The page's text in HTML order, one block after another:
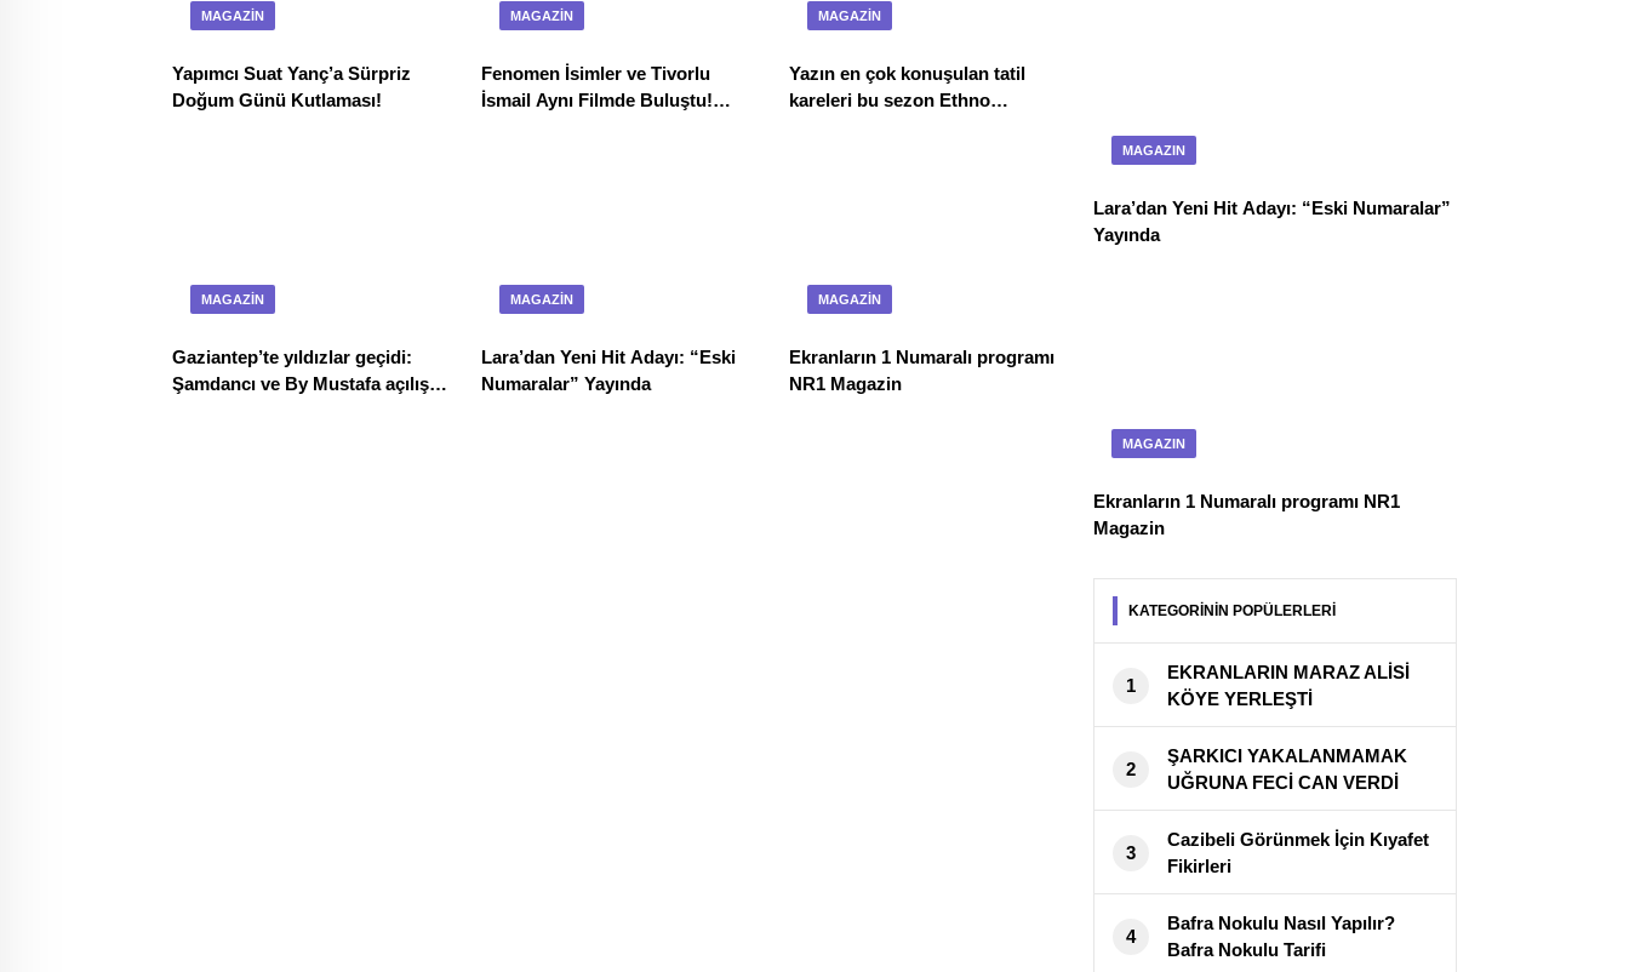
MAGAZIN
Yapımcı Suat Yanç’a Sürpriz
Doğum Günü Kutlaması!
MAGAZIN
Fenomen İsimler ve Tivorlu
İsmail Aynı Filmde Buluştu!
MAGAZIN
Yazın en çok konuşulan tatil
kareleri bu sezon Ethno
MAGAZIN
Gaziantep’te yıldızlar geçidi:
Şamdancı ve By Mustafa açılışı
MAGAZIN
Lara’dan Yeni Hit Adayı: “Eski
Numaralar” Yayında
MAGAZIN
Ekranların 1 Numaralı programı
NR1 Magazin
MAGAZIN
Lara’dan Yeni Hit Adayı: “Eski Numaralar”
Yayında
MAGAZIN
Ekranların 1 Numaralı programı NR1
Magazin
KATEGORİNİN POPÜLERLERİ
1
EKRANLARIN MARAZ ALİSİ
KÖYE YERLEŞTİ
2
ŞARKICI YAKALANMAMAK
UĞRUNA FECİ CAN VERDİ
3
Cazibeli Görünmek İçin Kıyafet
Fikirleri
4
Bafra Nokulu Nasıl Yapılır?
Bafra Nokulu Tarifi